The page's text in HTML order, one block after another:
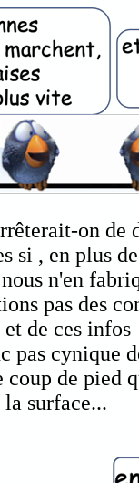
on de
si , en plus
n'en
pas des
de ces
pas cynique
coup de pied
la surface...